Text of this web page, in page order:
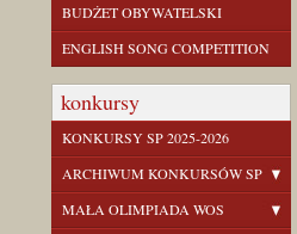
BUDŻET OBYWATELSKI
ENGLISH SONG COMPETITION
konkursy
KONKURSY SP 2025-2026
ARCHIWUM KONKURSÓW SP
MAŁA OLIMPIADA WOS